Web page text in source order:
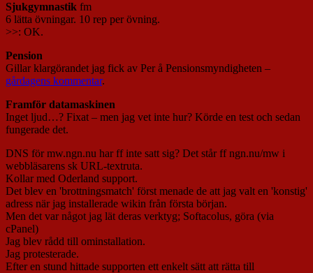
Sjukgymnastik fm
6 lätta övningar. 10 rep per övning.
>>: OK.
Pension
Gillar klargörandet jag fick av Per å Pensionsmyndigheten –
gårdagens kommentar.
Framför datamaskinen
Inget ljud…? Fixat – men jag vet inte hur? Körde en test och sedan
fungerade det.
DNS för mw.ngn.nu har ff inte satt sig? Det står ff ngn.nu/mw i
webbläsarens sk URL-textruta.
Kollar med Oderland support.
Det blev en 'brottningsmatch' först menade de att jag valt en 'konstig'
adress när jag installerade wikin från första början.
Men det var något jag lät deras verktyg; Softacolus, göra (via
cPanel)
Jag blev rådd till ominstallation.
Jag protesterade.
Efter en stund hittade supporten ett enkelt sätt att rätta till